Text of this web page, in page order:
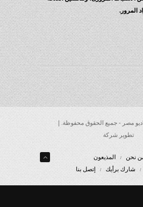
مصر - جميع الحقوق محفوظة. |
تطوير شركة
المذيعون
برأيك إتصل بنا